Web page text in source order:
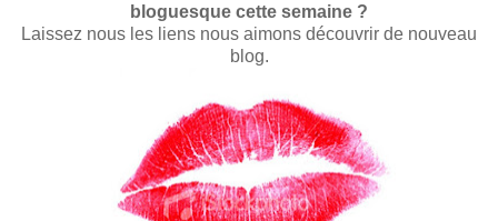
bloguesque cette semaine ?
Laissez nous les liens nous aimons découvrir de nouveau
blog.